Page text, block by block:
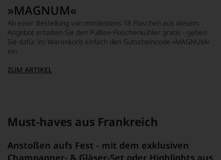
»MAGNUM«
Ab einer Bestellung von mindestens 18 Flaschen aus diesem
Angebot erhalten Sie den Pulltex-Flaschenkühler gratis - geben
Sie dafür im Warenkorb einfach den Gutscheincode »MAGNUM«
ein.
ZUM ARTIKEL
Must-haves aus Frankreich
Anstoßen aufs Fest - mit dem exklusiven
Champagner- & Gläser-Set oder Highlights aus